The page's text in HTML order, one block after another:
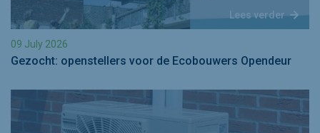
Lees verder
09 July 2026
Gezocht: openstellers voor de Ecobouwers Opendeur